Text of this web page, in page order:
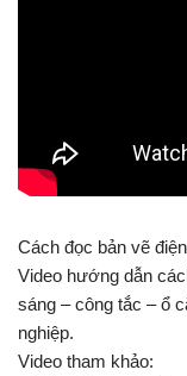
Cách đọc bản vẽ
Video hướng dẫn
sáng – công tắc – ổ
nghiệp.
Video tham khảo: